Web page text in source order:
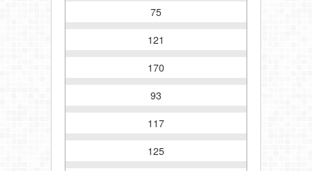
75
121
170
93
117
125